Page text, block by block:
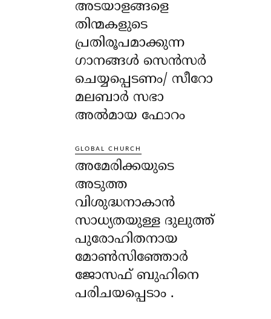
അടയാളങ്ങളെ
തിന്മകളുടെ
പ്രതിരൂപമാക്കുന്ന
ഗാനങ്ങൾ സെൻസർ
ചെയ്യപ്പെടണം/ സീറോ
മലബാർ സഭാ
അൽമായ ഫോറം
GLOBAL CHURCH
അമേരിക്കയുടെ
അടുത്ത
വിശുദ്ധനാകാൻ
സാധ്യതയുള്ള ദുലുത്ത്
പുരോഹിതനായ
മോൺസിഞ്ഞോർ
ജോസഫ് ബുഹിനെ
പരിചയപ്പെടാം .